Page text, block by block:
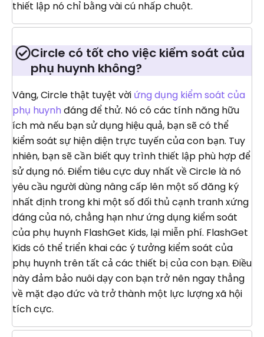
thiết lập nó chỉ bằng vài cú nhấp chuột.
Circle có tốt cho việc kiểm soát của
phụ huynh không?
Vâng, Circle thật tuyệt vời ứng dụng kiểm soát của
phụ huynh đáng để thử. Nó có các tính năng hữu
ích mà nếu bạn sử dụng hiệu quả, bạn sẽ có thể
kiểm soát sự hiện diện trực tuyến của con bạn. Tuy
nhiên, bạn sẽ cần biết quy trình thiết lập phù hợp để
sử dụng nó. Điểm tiêu cực duy nhất về Circle là nó
yêu cầu người dùng nâng cấp lên một số đăng ký
nhất định trong khi một số đối thủ cạnh tranh xứng
đáng của nó, chẳng hạn như ứng dụng kiểm soát
của phụ huynh FlashGet Kids, lại miễn phí. FlashGet
Kids có thể triển khai các ý tưởng kiểm soát của
phụ huynh trên tất cả các thiết bị của con bạn. Điều
này đảm bảo nuôi dạy con bạn trở nên ngay thẳng
về mặt đạo đức và trở thành một lực lượng xã hội
tích cực.